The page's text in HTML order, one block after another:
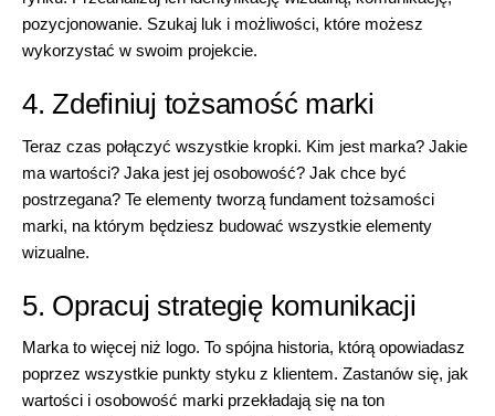
pozycjonowanie. Szukaj luk i możliwości, które możesz
wykorzystać w swoim projekcie.
4. Zdefiniuj tożsamość marki
Teraz czas połączyć wszystkie kropki. Kim jest marka? Jakie
ma wartości? Jaka jest jej osobowość? Jak chce być
postrzegana? Te elementy tworzą fundament tożsamości
marki, na którym będziesz budować wszystkie elementy
wizualne.
5. Opracujstrategię komunikacji
Marka to więcej niż logo. To spójna historia, którą opowiadasz
poprzez wszystkie punkty styku z klientem. Zastanów się, jak
wartości i osobowość marki przekładają się na ton